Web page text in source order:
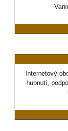
Internetový
hubnutí,